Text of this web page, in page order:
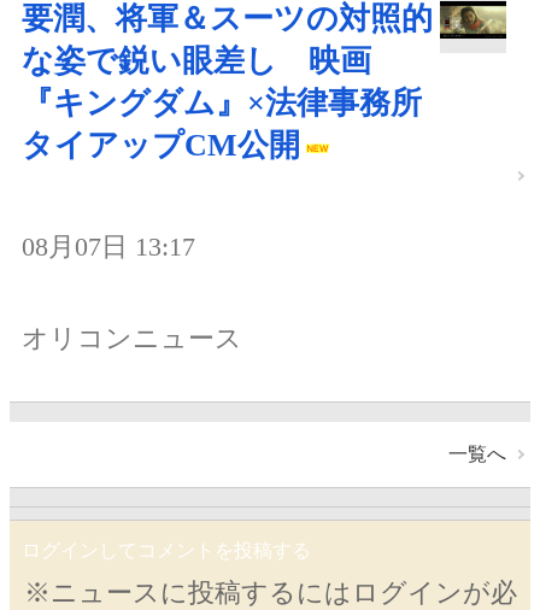
要潤、将軍＆スーツの対照的
な姿で鋭い眼差し 映画
『キングダム』×法律事務所
タイアップCM公開
08月07日 13:17
オリコンニュース
一覧へ
ログインしてコメントを投稿する
※ニュースに投稿するにはログインが必